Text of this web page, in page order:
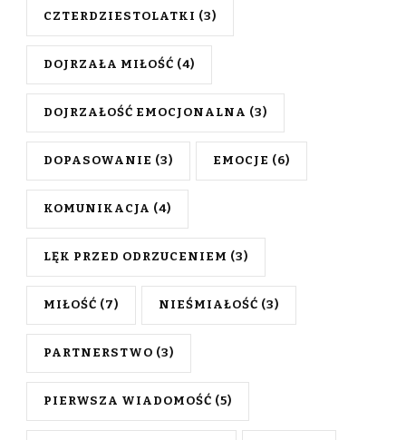
CZTERDZIESTOLATKI (3)
DOJRZAŁA MIŁOŚĆ (4)
DOJRZAŁOŚĆ EMOCJONALNA (3)
DOPASOWANIE (3) EMOCJE (6)
KOMUNIKACJA (4)
LĘK PRZED ODRZUCENIEM (3)
MIŁOŚĆ (7) NIEŚMIAŁOŚĆ (3)
PARTNERSTWO (3)
PIERWSZA WIADOMOŚĆ (5)